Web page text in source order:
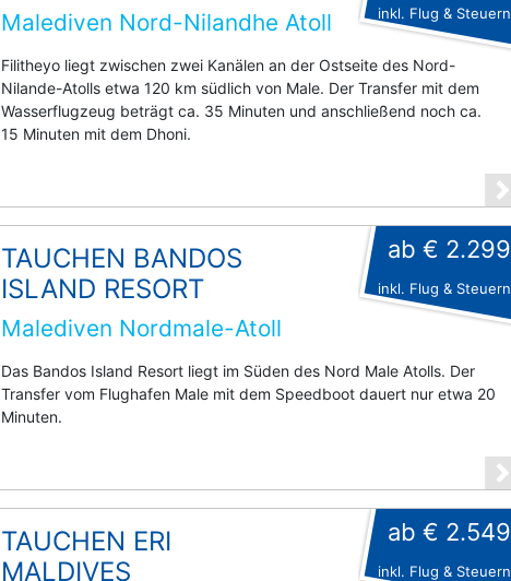
Malediven Nord-Nilandhe Atoll
Filitheyo liegt zwischen zwei Kanälen an der Ostseite des Nord-
Nilande-Atolls etwa 120 km südlich von Male. Der Transfer mit dem
Wasserflugzeug beträgt ca. 35 Minuten und anschließend noch ca.
15 Minuten mit dem Dhoni.
inkl. Flug & Steuern
TAUCHEN BANDOS
ISLAND RESORT
Malediven Nordmale-Atoll
Das Bandos Island Resort liegt im Süden des Nord Male Atolls. Der
Transfer vom Flughafen Male mit dem Speedboot dauert nur etwa 20
Minuten.
ab € 2.299
inkl. Flug & Steuern
TAUCHEN ERI
MALDIVES
ab € 2.549
inkl. Flug & Steuern